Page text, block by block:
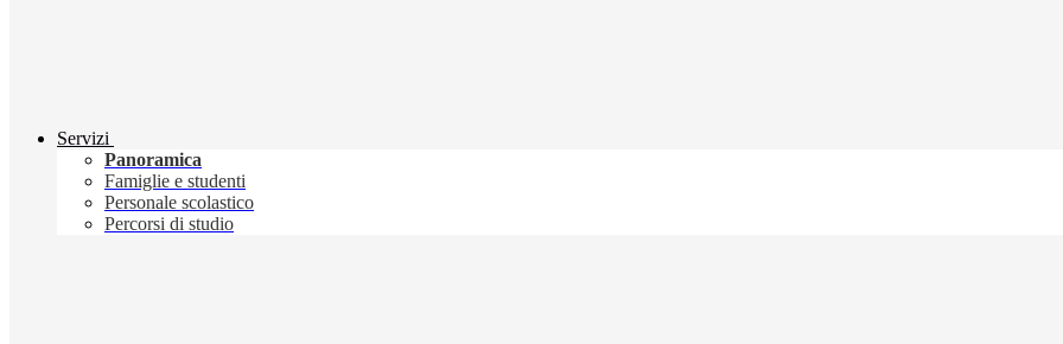
Servizi
Panoramica
Famiglie e studenti
Personale scolastico
Percorsi di studio